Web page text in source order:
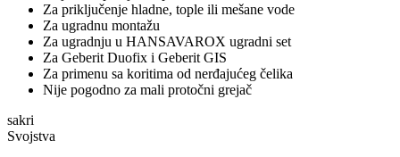
Za priključenje hladne, tople ili mešane vode
Za ugradnu montažu
Za ugradnju u HANSAVAROX ugradni set
Za Geberit Duofix i Geberit GIS
Za primenu sa koritima od nerđajućeg čelika
Nije pogodno za mali protočni grejač
sakri
Svojstva